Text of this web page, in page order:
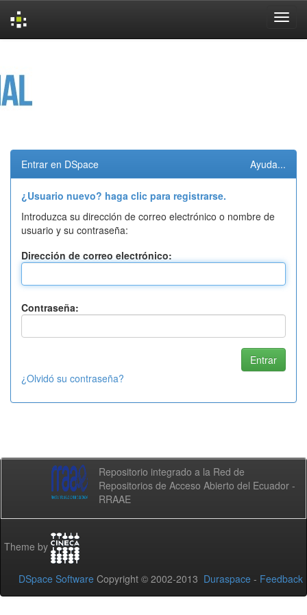
Entrar en DSpace Ayuda...
¿Usuario nuevo? haga clic para registrarse.
Introduzca su dirección de correo electrónico o nombre de
usuario y su contraseña:
Dirección de correo electrónico:
Contraseña:
¿Olvidó su contraseña?
Repositorio integrado a la Red de
Repositorios de Acceso Abierto del Ecuador -
RRAAE
Theme by
DSpace Software Copyright © 2002-2013 Duraspace - Feedback